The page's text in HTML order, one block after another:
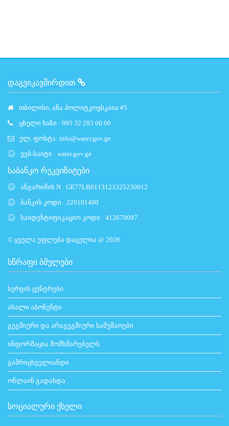
ᲓᲐᲒᲕᲘᲙᲐᲕᲨᲘᲠᲓᲘᲗ
თბილისი, ანა პოლიტკოვსკაია #5
ცხელი ხაზი : 995 32 293 00 00
ელ. ფოსტა: info@water.gov.ge
ვებ-საიტი : water.gov.ge
საბანკო რეკვიზიტები
ანგარიშის N : GE77LB0113123325230012
ბანკის კოდი : 220101480
საიდენტიფიკაციო კოდი : 412670097
© ყველა უფლება დაცულია @ 2026
ᲡᲬᲠᲐᲤᲘ ᲑᲛᲣᲚᲔᲑᲘ
სერვის ცენტრები
ახალი აბონენტი
გეგმიური და არაგეგმიური სამუშაოები
ინფორმაცია მომხმარებელს
გამრიცხველიანდი
ონლაინ გადახდა
ᲡᲝᲪᲘᲐᲚᲣᲠᲘ ᲥᲡᲔᲚᲘ